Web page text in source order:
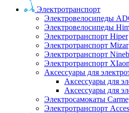
Электротранспорт
Электровелосипеды
Электровелосипеды
Электротранспорт Hiper
Электротранспорт Mizar
Электротранспорт
Электротранспорт
Аксессуары для
Аксессуары для
Аксессуары для
Электросамокаты
Электротранспорт